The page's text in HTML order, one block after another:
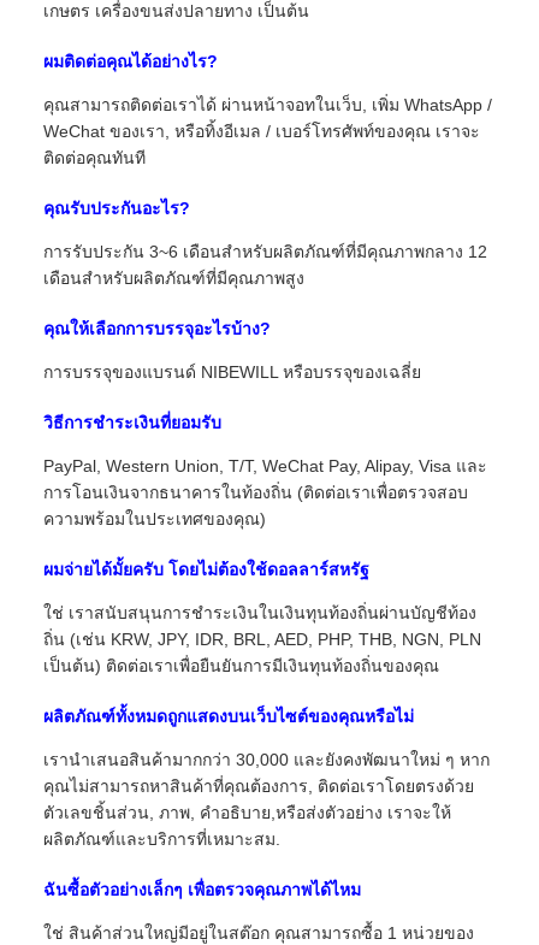
เกษตร เครื่องขนส่งปลายทาง เป็นต้น
ผมติดต่อคุณได้อย่างไร?
คุณสามารถติดต่อเราได้ ผ่านหน้าจอทในเว็บ, เพิ่ม WhatsApp /
WeChat ของเรา, หรือทิ้งอีเมล / เบอร์โทรศัพท์ของคุณ เราจะ
ติดต่อคุณทันที
คุณรับประกันอะไร?
การรับประกัน 3~6 เดือนสําหรับผลิตภัณฑ์ที่มีคุณภาพกลาง 12
เดือนสําหรับผลิตภัณฑ์ที่มีคุณภาพสูง
คุณให้เลือกการบรรจุอะไรบ้าง?
การบรรจุของแบรนด์ NIBEWILL หรือบรรจุของเฉลี่ย
วิธีการชําระเงินที่ยอมรับ
PayPal, Western Union, T/T, WeChat Pay, Alipay, Visa และ
การโอนเงินจากธนาคารในท้องถิ่น (ติดต่อเราเพื่อตรวจสอบ
ความพร้อมในประเทศของคุณ)
ผมจ่ายได้มั้ยครับ โดยไม่ต้องใช้ดอลลาร์สหรัฐ
ใช่ เราสนับสนุนการชําระเงินในเงินทุนท้องถิ่นผ่านบัญชีท้อง
ถิ่น (เช่น KRW, JPY, IDR, BRL, AED, PHP, THB, NGN, PLN
เป็นต้น) ติดต่อเราเพื่อยืนยันการมีเงินทุนท้องถิ่นของคุณ
ผลิตภัณฑ์ทั้งหมดถูกแสดงบนเว็บไซต์ของคุณหรือไม่
เรานําเสนอสินค้ามากกว่า 30,000 และยังคงพัฒนาใหม่ ๆ หาก
คุณไม่สามารถหาสินค้าที่คุณต้องการ, ติดต่อเราโดยตรงด้วย
ตัวเลขชิ้นส่วน, ภาพ, คําอธิบาย,หรือส่งตัวอย่าง เราจะให้
ผลิตภัณฑ์และบริการที่เหมาะสม.
ฉันซื้อตัวอย่างเล็กๆ เพื่อตรวจคุณภาพได้ไหม
ใช่ สินค้าส่วนใหญ่มีอยู่ในสต๊อก คุณสามารถซื้อ 1 หน่วยของ